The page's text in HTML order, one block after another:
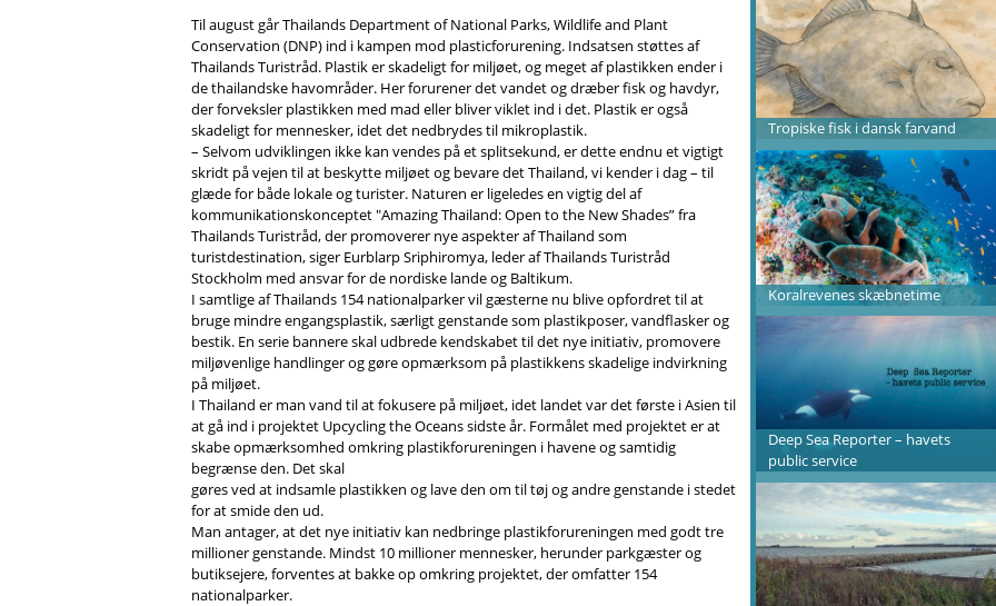
Til august går Thailands Department of National Parks, Wildlife and Plant
Conservation (DNP) ind i kampen mod plasticforurening. Indsatsen støttes af
Thailands Turistråd. Plastik er skadeligt for miljøet, og meget af plastikken ender i
de thailandske havområder. Her forurener det vandet og dræber fisk og havdyr,
der forveksler plastikken med mad eller bliver viklet ind i det. Plastik er også
skadeligt for mennesker, idet det nedbrydes til mikroplastik.
– Selvom udviklingen ikke kan vendes på et splitsekund, er dette endnu et vigtigt
skridt på vejen til at beskytte miljøet og bevare det Thailand, vi kender i dag – til
glæde for både lokale og turister. Naturen er ligeledes en vigtig del af
kommunikationskonceptet "Amazing Thailand: Open to the New Shades” fra
Thailands Turistråd, der promoverer nye aspekter af Thailand som
turistdestination, siger Eurblarp Sriphiromya, leder af Thailands Turistråd
Stockholm med ansvar for de nordiske lande og Baltikum.
I samtlige af Thailands 154 nationalparker vil gæsterne nu blive opfordret til at
bruge mindre engangsplastik, særligt genstande som plastikposer, vandflasker og
bestik. En serie bannere skal udbrede kendskabet til det nye initiativ, promovere
miljøvenlige handlinger og gøre opmærksom på plastikkens skadelige indvirkning
på miljøet.
I Thailand er man vand til at fokusere på miljøet, idet landet var det første i Asien til
at gå ind i projektet Upcycling the Oceans sidste år. Formålet med projektet er at
skabe opmærksomhed omkring plastikforureningen i havene og samtidig
begrænse den. Det skal
gøres ved at indsamle plastikken og lave den om til tøj og andre genstande i stedet
for at smide den ud.
Man antager, at det nye initiativ kan nedbringe plastikforureningen med godt tre
millioner genstande. Mindst 10 millioner mennesker, herunder parkgæster og
butiksejere, forventes at bakke op omkring projektet, der omfatter 154
nationalparker.
Tropiske fisk i dansk farvand
Koralrevenes skæbnetime
Deep Sea Reporter – havets
public service